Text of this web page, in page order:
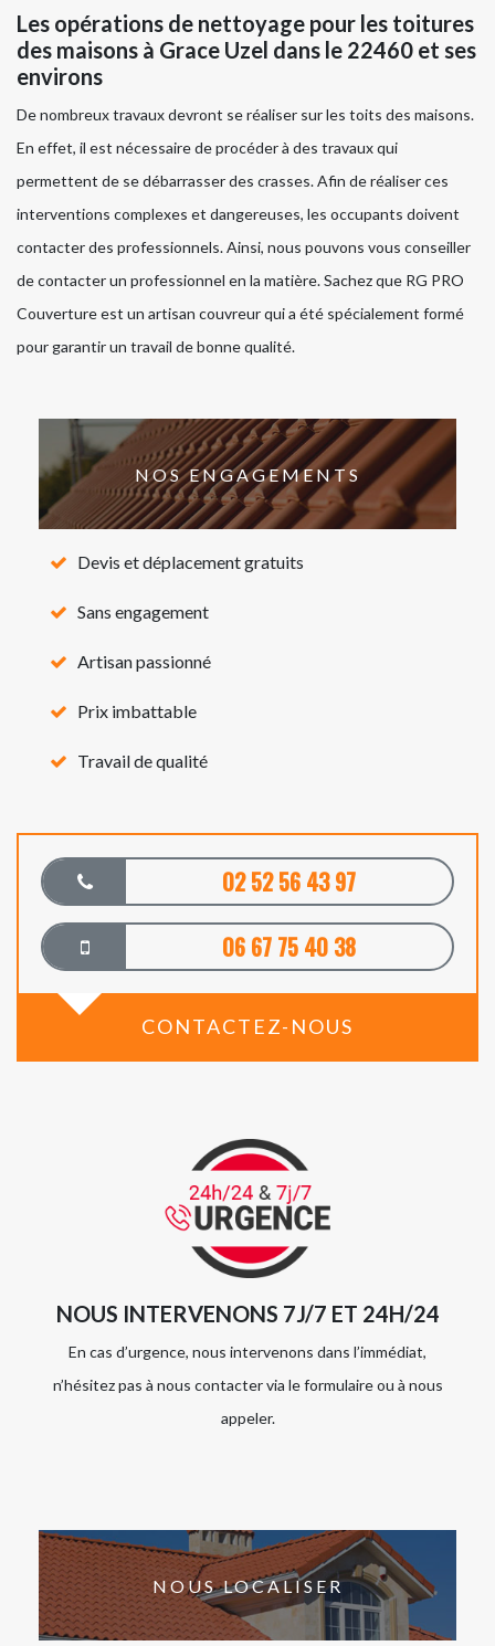
Les opérations de nettoyage pour les toitures
des maisons à Grace Uzel dans le 22460 et ses
environs
De nombreux travaux devront se réaliser sur les toits des maisons.
En effet, il est nécessaire de procéder à des travaux qui
permettent de se débarrasser des crasses. Afin de réaliser ces
interventions complexes et dangereuses, les occupants doivent
contacter des professionnels. Ainsi, nous pouvons vous conseiller
de contacter un professionnel en la matière. Sachez que RG PRO
Couverture est un artisan couvreur qui a été spécialement formé
pour garantir un travail de bonne qualité.
NOS ENGAGEMENTS
Devis et déplacement gratuits
Sans engagement
Artisan passionné
Prix imbattable
Travail de qualité
02 52 56 43 97
06 67 75 40 38
CONTACTEZ-NOUS
NOUS INTERVENONS 7J/7 ET 24H/24
En cas d’urgence, nous intervenons dans l’immédiat,
n’hésitez pas à nous contacter via le formulaire ou à nous
appeler.
NOUS LOCALISER